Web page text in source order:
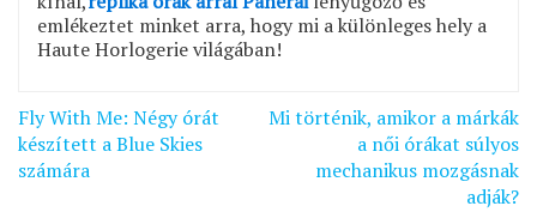
emlékeztet minket arra, hogy mi a különleges hely a
Haute Horlogerie világában!
Bejegyzés
navigáció
Fly With Me: Négy órát
készített a Blue Skies
számára
Mi történik, amikor a márkák
a női órákat súlyos
mechanikus mozgásnak
adják?